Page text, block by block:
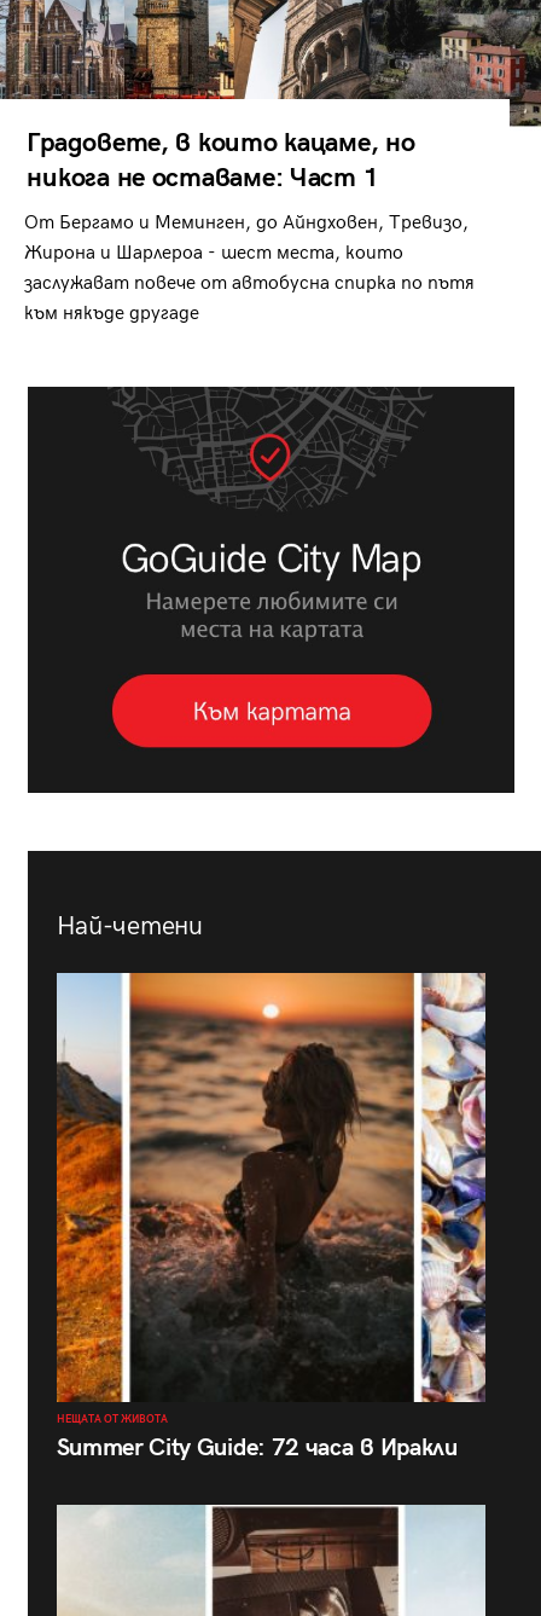
Градовете, в които кацаме, но
никога не оставаме: Част 1
От Бергамо и Меминген, до Айндховен, Тревизо,
Жирона и Шарлероа - шест места, които
заслужават повече от автобусна спирка по пътя
към някъде другаде
Най-четени
НЕЩАТА ОТ ЖИВОТА
Summer City Guide: 72 часа в Иракли